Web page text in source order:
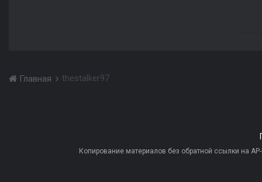
Главная thestalker97
Копирование материалов без обратной ссылки на